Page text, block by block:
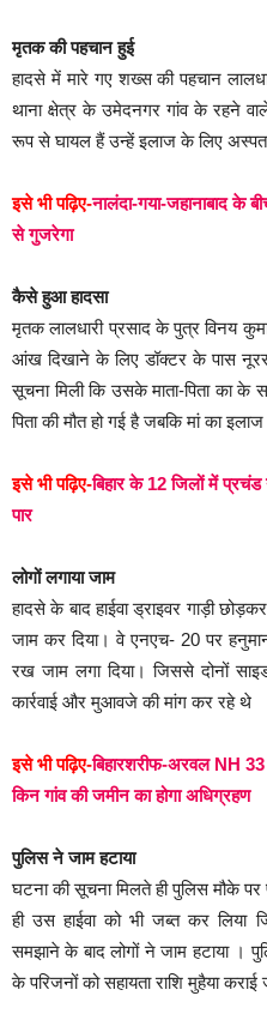
मृतक की पहचान हुई
हादसे में मारे गए शख्स की पहचान
थाना क्षेत्र के उमेदनगर गांव के रहने
रूप से घायल हैं उन्हें इलाज के लिए
इसे भी पढ़िए-नालंदा-गया-जहानाबाद के
से गुजरेगा
कैसे हुआ हादसा
मृतक लालधारी प्रसाद के पुत्र विनय
आंख दिखाने के लिए डॉक्टर के पास
सूचना मिली कि उसके माता-पिता का
पिता की मौत हो गई है जबकि मां का
इसे भी पढ़िए-बिहार के 12 जिलों में प्रचंड
पार
लोगों लगाया जाम
हादसे के बाद हाईवा ड्राइवर गाड़ी
जाम कर दिया। वे एनएच- 20 पर
रख जाम लगा दिया। जिससे दोनों
कार्रवाई और मुआवजे की मांग कर रहे थे
इसे भी पढ़िए-बिहारशरीफ-अरवल NH
किन गांव की जमीन का होगा अधिग्रहण
पुलिस ने जाम हटाया
घटना की सूचना मिलते ही पुलिस मौके
ही उस हाईवा को भी जब्त कर
समझाने के बाद लोगों ने जाम हटाया ।
के परिजनों को सहायता राशि मुहैया कराई